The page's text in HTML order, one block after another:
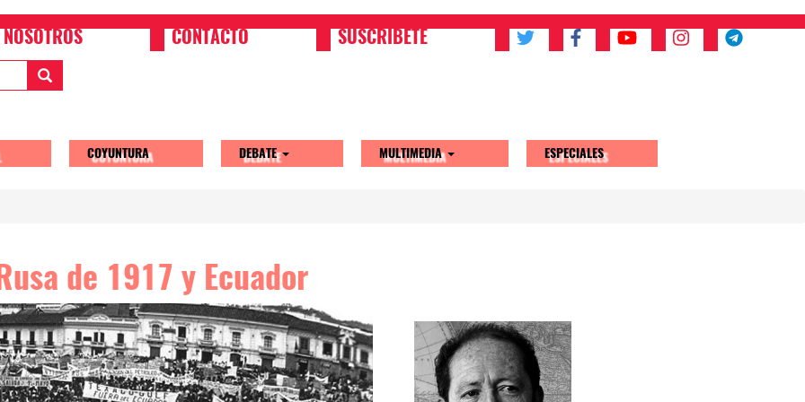
NOSOTROS CONTACTO SUSCRIBETE
COYUNTURA DEBATE MULTIMEDIA ESPECIALES
de 1917 y Ecuador